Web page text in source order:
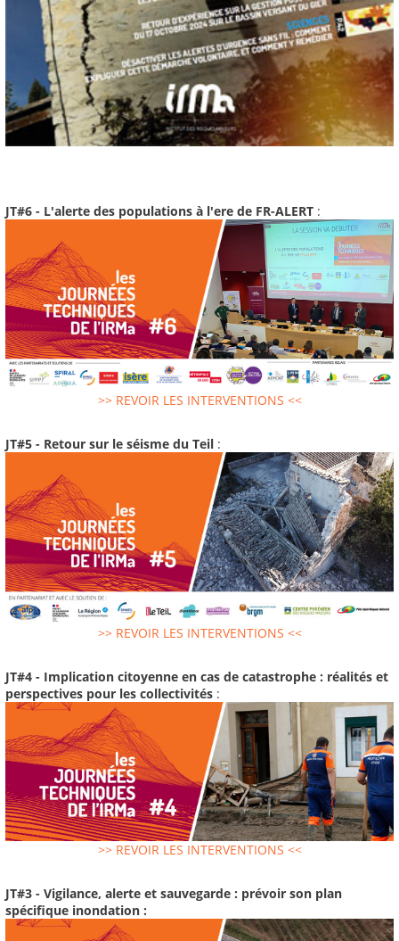
JT#6 - L'alerte des populations à l'ere de FR-ALERT :
>> REVOIR LES INTERVENTIONS <<
JT#5 - Retour sur le séisme du Teil :
>> REVOIR LES INTERVENTIONS <<
JT#4 - Implication citoyenne en cas de catastrophe : réalités et
perspectives pour les collectivités :
>> REVOIR LES INTERVENTIONS <<
JT#3 - Vigilance, alerte et sauvegarde : prévoir son plan
spécifique inondation :